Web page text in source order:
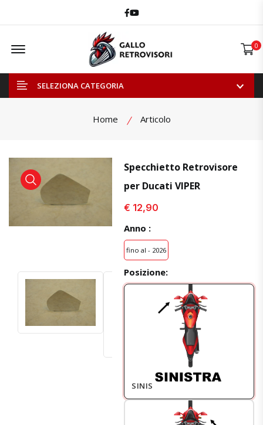
Facebook
Youtube
Offcanvas Menu Open 0
SELEZIONA CATEGORIA
Home Articolo
visualizza prodotto visualizza prodotto
Specchietto Retrovisore
per Ducati VIPER
€ 12,90
Anno :
fino al - 2026
Posizione:
SINISTRO